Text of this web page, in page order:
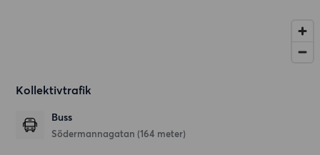
Kollektivtrafik
Buss
Södermannagatan (164 meter)